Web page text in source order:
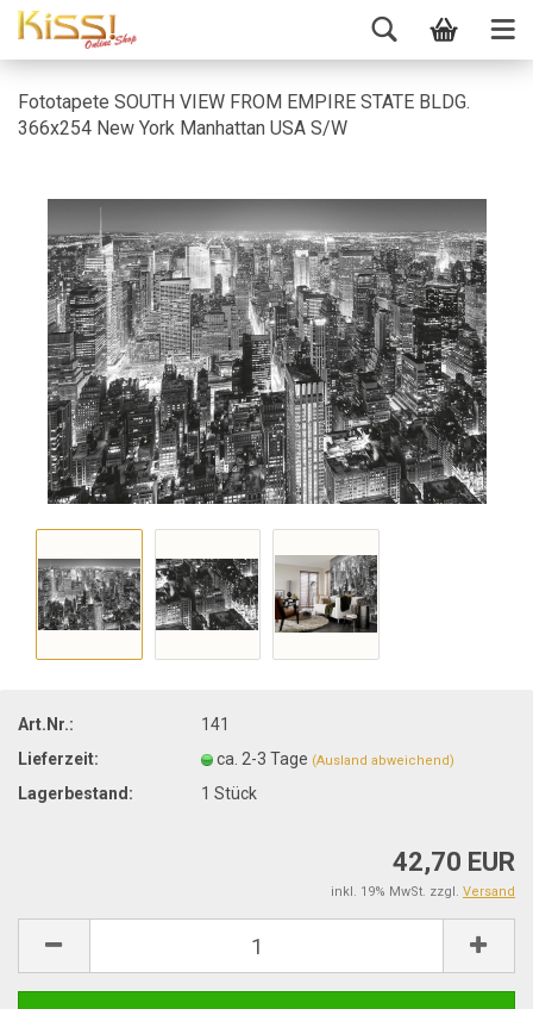
Fototapete SOUTH VIEW FROM EMPIRE STATE BLDG.
366x254 New York Manhattan USA S/W
Art.Nr.:
141
Lieferzeit:
ca. 2-3 Tage (Ausland abweichend)
Lagerbestand: 1Stück
42,70 EUR
inkl. 19% MwSt. zzgl. Versand